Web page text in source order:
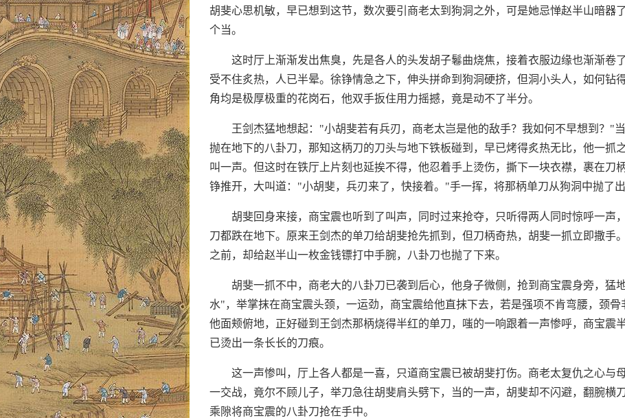
胡斐心思机敏，早已想到这节，数次要引商老太到狗洞之外，可是她忌惮赵半山暗器
个当。
这时厅上渐渐发出焦臭，先是各人的头发胡子鬈曲烧焦，接着衣服边缘也渐渐卷
受不住炙热，人已半晕。徐铮情急之下，伸头拼命到狗洞硬挤，但洞小头人，如何钻
角均是极厚极重的花岗石，他双手扳住用力摇撼，竟是动不了半分。
王剑杰猛地想起："小胡斐若有兵刃，商老太岂是他的敌手？我如何不早想到？"
抛在地下的八卦刀，那知这柄刀的刀头与地下铁板碰到，早已烤得炙热无比，他一抓
叫一声。但这时在铁厅上片刻也延挨不得，他忍着手上烫伤，撕下一块衣襟，裹在刀
铮推开，大叫道："小胡斐，兵刃来了，快接着。"手一挥，将那柄单刀从狗洞中抛了出
胡斐回身来接，商宝震也听到了叫声，同时过来抢夺，只听得两人同时惊呼一声
刀都跌在地下。原来王剑杰的单刀给胡斐抢先抓到，但刀柄奇热，胡斐一抓立即撒手
之前，却给赵半山一枚金钱镖打中手腕，八卦刀也抛了下来。
胡斐一抓不中，商老大的八卦刀已袭到后心，他身子微侧，抢到商宝震身旁，猛
水"，举掌抹在商宝震头颈，一运劲，商宝震给他直抹下去，若是强项不肯弯腰，颈骨
他面颊俯地，正好碰到王剑杰那柄烧得半红的单刀，嗤的一响跟着一声惨呼，商宝震
已烫出一条长长的刀痕。
这一声惨叫，厅上各人都是一喜，只道商宝震已被胡斐打伤。商老太复仇之心与
一交战，竟尔不顾儿子，举刀急往胡斐肩头劈下，当的一声，胡斐却不闪避，翻腕横
乘隙将商宝震的八卦刀抢在手中。